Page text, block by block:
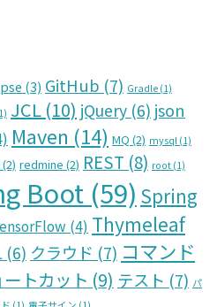
(3) GitHub (7) Gradle (1)
JCL (10) jQuery (6) json
Maven (14) MQ (2) mysql (1)
(2) redmine (2) REST (8) root (1)
Boot (59) Spring
(4) Thymeleaf
(6) クラウド (7) コマンド
ートカット (9) テスト (7) パ